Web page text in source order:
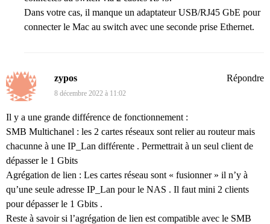
Dans votre cas, il manque un adaptateur USB/RJ45 GbE pour
connecter le Mac au switch avec une seconde prise Ethernet.
zypos
8 décembre 2022 à 11:02
Il y a une grande différence de fonctionnement :
SMB Multichanel : les 2 cartes réseaux sont relier au routeur mais
chacunne à une IP_Lan différente . Permettrait à un seul client de
dépasser le 1 Gbits
Agrégation de lien : Les cartes réseau sont « fusionner » il n’y à
qu’une seule adresse IP_Lan pour le NAS . Il faut mini 2 clients
pour dépasser le 1 Gbits .
Reste à savoir si l’agrégation de lien est compatible avec le SMB
Répondre